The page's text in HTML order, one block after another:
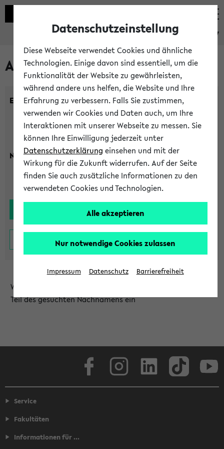
eKVV
Alle Lehrenden
Einrichtung:
Nachname:
Wählen Sie die Einrichtung aus und/oder geben Sie einen
Teil des gesuchten Nachnamens ein
Service
Fakultäten
Informationen für ...
Datenschutzeinstellung
Diese Webseite verwendet Cookies und ähnliche
Technologien. Einige davon sind essentiell, um die
Funktionalität der Website zu gewährleisten,
während andere uns helfen, die Website und Ihre
Erfahrung zu verbessern. Falls Sie zustimmen,
verwenden wir Cookies und Daten auch, um Ihre
Interaktionen mit unserer Webseite zu messen. Sie
können Ihre Einwilligung jederzeit unter
Datenschutzerklärung einsehen und mit der
Wirkung für die Zukunft widerrufen. Auf der Seite
finden Sie auch zusätzliche Informationen zu den
verwendeten Cookies und Technologien.
Alle akzeptieren
Nur notwendige Cookies zulassen
Impressum Datenschutz Barrierefreiheit